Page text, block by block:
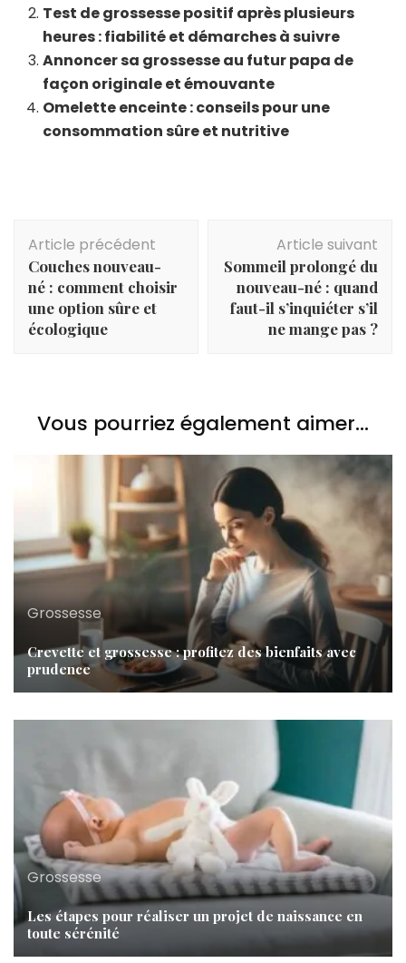
Test de grossesse positif après plusieurs
heures : fiabilité et démarches à suivre
Annoncer sa grossesse au futur papa de
façon originale et émouvante
Omelette enceinte : conseils pour une
consommation sûre et nutritive
d'article
Article précédent
Couches nouveau-
né : comment choisir
une option sûre et
écologique
Article suivant
Sommeil prolongé du
nouveau-né : quand
faut-il s’inquiéter s’il
ne mange pas ?
Vous pourriez également aimer...
Grossesse
Crevette et grossesse : profitez des bienfaits avec
prudence
Grossesse
Les étapes pour réaliser un projet de naissance en
toute sérénité
Grossesse